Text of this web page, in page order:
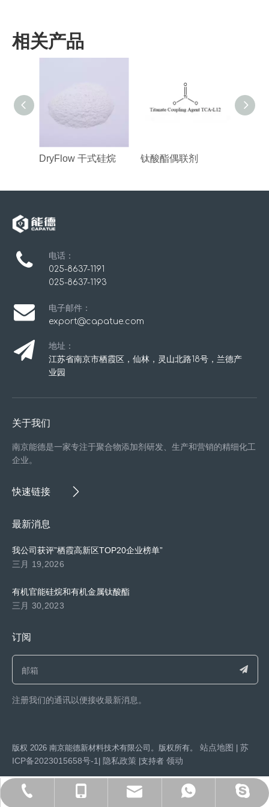
相关产品
DryFlow 干式硅烷 钛酸酯偶联剂
电话：
025-8637-1191
025-8637-1193
电子邮件：
export@capatue.com
地址：
江苏省南京市栖霞区，仙林，灵山北路18号，兰德产
业园
关于我们
南京能德是一家专注于聚合物添加剂研发、生产和营销的精细化工
企业。
快速链接
最新消息
我公司获评”栖霞高新区TOP20企业榜单”
三月 19,2026
有机官能硅烷和有机金属钛酸酯
三月 30,2023
订阅
注册我们的通讯以便接收最新消息。​​​​​​​
​版权 2026 南京能德新材料技术有限公司。版权所有。 站点地图
苏
ICP备2023015658号-1
隐私政策 |支持者 领动
025-86371192
13851602286
export@capatue.com
15950550525
y593432051